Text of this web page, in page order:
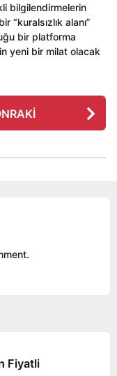
bilgilendirmelerin
“kuralsızlık alanı”
bir platforma
yeni bir milat olacak
Fiyatli